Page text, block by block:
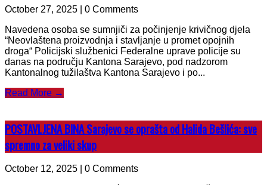
October 27, 2025 | 0 Comments
Navedena osoba se sumnjiči za počinjenje krivičnog djela
“Neovlaštena proizvodnja i stavljanje u promet opojnih
droga“ Policijski službenici Federalne uprave policije su
danas na području Kantona Sarajevo, pod nadzorom
Kantonalnog tužilaštva Kantona Sarajevo i po...
Read More →
POSTAVLJENA BINA Sarajevo se oprašta od Halida Bešlića: sve
spremno za veliki skup
October 12, 2025 | 0 Comments